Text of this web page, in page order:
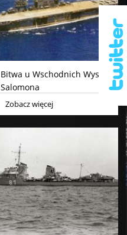
Bitwa u Wschodnich Wysp
Salomona
Zobacz więcej